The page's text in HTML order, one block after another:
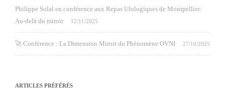
Philippe Solal en conférence aux Repas Ufologiques de Montpellier:
Au-delà du miroir
12/11/2025
🚀 Conférence : La Dimension Miroir du Phénomène OVNI 27/10/2025
ARTICLES PRÉFÉRÉS